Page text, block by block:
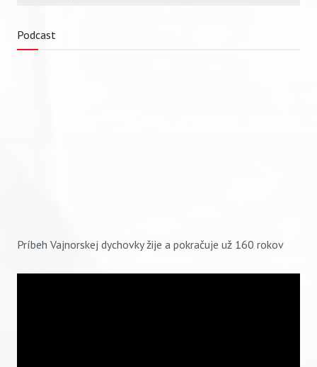
Podcast
Príbeh Vajnorskej dychovky žije a pokračuje už 160 rokov